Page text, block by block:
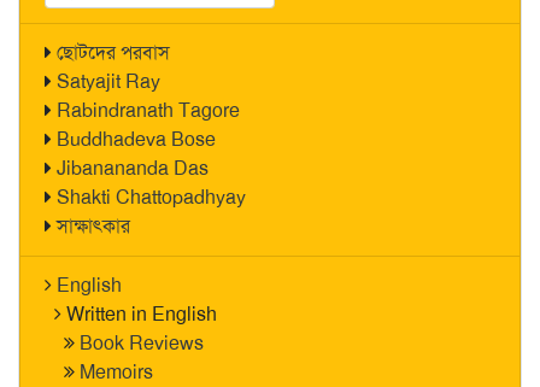
ছোটদের পরবাস
Satyajit Ray
Rabindranath Tagore
Buddhadeva Bose
Jibanananda Das
Shakti Chattopadhyay
সাক্ষাৎকার
English
Written in English
Book Reviews
Memoirs